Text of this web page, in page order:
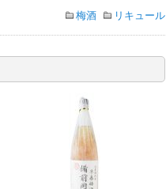
梅酒 リキュール